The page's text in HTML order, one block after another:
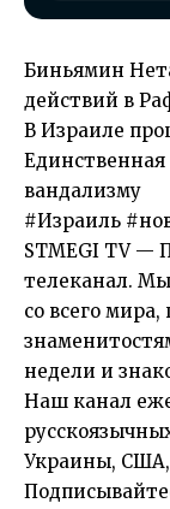
Биньямин
действий в
В Израиле
Единственная
вандализму
#Израиль
STMEGI TV —
телеканал.
со всего
недели и
Наш канал
Украины, США,